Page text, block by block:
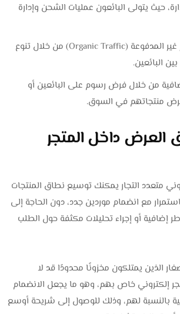
حيث يتولى البائعون عمليات الشحن وإدارة
زيادة حركة المرور غير المدفوعة (Organic Traffic) من خلال تنوع
البائعين.
من خلال فرض رسوم على البائعين أو
منتجاتهم في السوق.
داخل المتجر
متعدد التجار يمكنك توسيع نطاق المنتجات
مع انضمام موردين جدد، دون الحاجة إلى
إضافية أو إجراء تحليلات مكثفة حول الطلب
الذين يمتلكون مخزونًا محدودًا قد لا
إلكتروني خاص بهم، وهو ما يجعل الانضمام
بالنسبة لهم، وذلك للوصول إلى شريحة أوسع